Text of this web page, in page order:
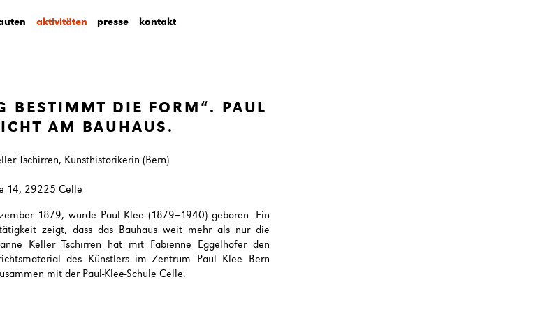
aktivitäten presse kontakt
BESTIMMT DIE FORM“. PAUL
AM BAUHAUS.
Tschirren, Kunsthistorikerin (Bern)
14, 29225 Celle
1879, wurde Paul Klee (1879–1940) geboren. Ein
zeigt, dass das Bauhaus weit mehr als nur die
Keller Tschirren hat mit Fabienne Eggelhöfer den
des Künstlers im Zentrum Paul Klee Bern
mit der Paul-Klee-Schule Celle.